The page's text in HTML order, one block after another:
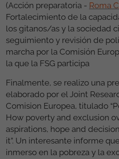
(Acción preparatoria - Roma
Fortalecimiento de la
los gitanos/as y la sociedad
seguimiento y revisión de
marcha por la Comisión
la que la FSG participa
Finalmente, se realizo una
elaborado por el Joint
Comision Europea, titulado
How poverty and exclusion
aspirations, hope and
it”. Un interesante informe
inmerso en la pobreza y la